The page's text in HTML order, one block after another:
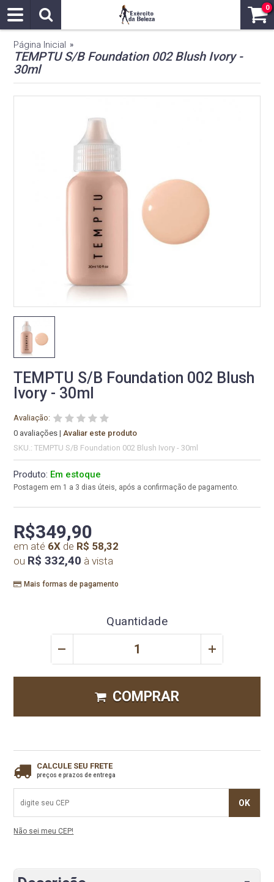
0
Página Inicial »
TEMPTU S/B Foundation 002 Blush Ivory -
30ml
TEMPTU S/B Foundation 002 Blush
Ivory - 30ml
Avaliação:
0 avaliações | Avaliar este produto
SKU.: TEMPTU S/B Foundation 002 Blush Ivory - 30ml
Produto: Em estoque
Postagem em 1 a 3 dias úteis, após a confirmação de pagamento.
R$349,90
em até 6X de R$ 58,32
ou R$ 332,40 à vista
Mais formas de pagamento
Quantidade
COMPRAR
CALCULE SEU FRETE
preços e prazos de entrega
OK
Não sei meu CEP!